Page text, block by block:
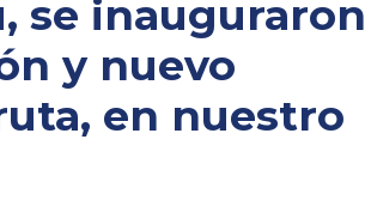
se inauguraron
y nuevo
en nuestro